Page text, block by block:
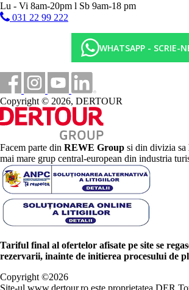
Lu - Vi 8am-20pm l Sb 9am-18 pm
031 22 99 222
WHATSAPP - SCRIE-
Copyright © 2026, DERTOUR
Facem parte din REWE Group si din divizia sa
mai mare grup central-european din industria
Tariful final al ofertelor afisate pe site se
rezervarii, inainte de initierea procesului de
Copyright ©2026